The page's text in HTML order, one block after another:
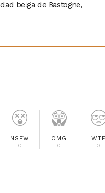
belga de Bastogne,
NSFW
0
OMG
0
WTF
0